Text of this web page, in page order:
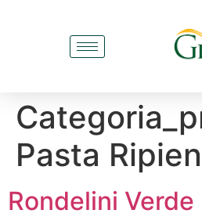
Pasta
Rondelini Verde